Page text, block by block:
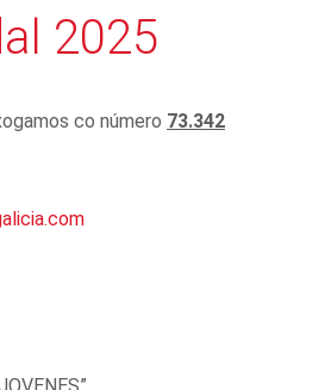
2025
co número 73.342